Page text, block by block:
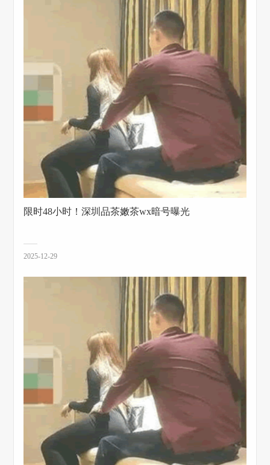
限时48小时！深圳品茶嫩茶wx暗号曝光
2025-12-29